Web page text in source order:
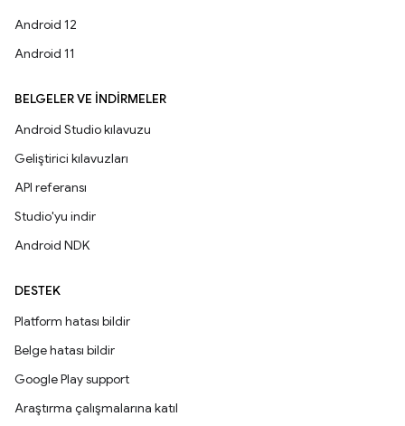
Android 12
Android 11
BELGELER VE İNDIRMELER
Android Studio kılavuzu
Geliştirici kılavuzları
API referansı
Studio'yu indir
Android NDK
DESTEK
Platform hatası bildir
Belge hatası bildir
Google Play support
Araştırma çalışmalarına katıl